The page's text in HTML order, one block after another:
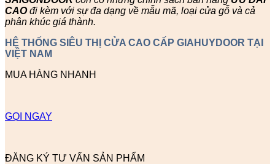
CAOđi kèm với sự đa dạng về mẫu mã, loại cửa gỗ và cả
phân khúc giá thành.
HỆ THỐNG SIÊU THỊ CỬA CAO CẤP GIAHUYDOOR TẠI
VIỆT NAM
MUA HÀNG NHANH
GỌI NGAY
ĐĂNG KÝ TƯ VẤN SẢN PHẨM